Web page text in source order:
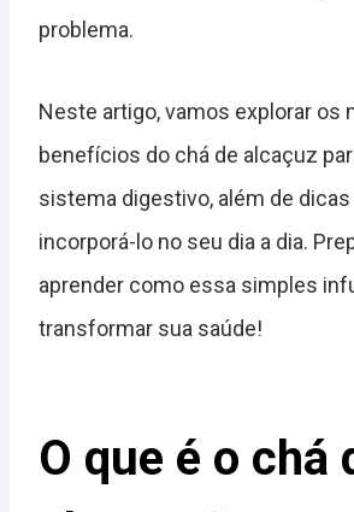
problema.
Neste artigo, vamos explorar os
benefícios do chá de alcaçuz
sistema digestivo, além de
incorporá-lo no seu dia a dia.
aprender como essa simples
transformar sua saúde!
O que é o chá